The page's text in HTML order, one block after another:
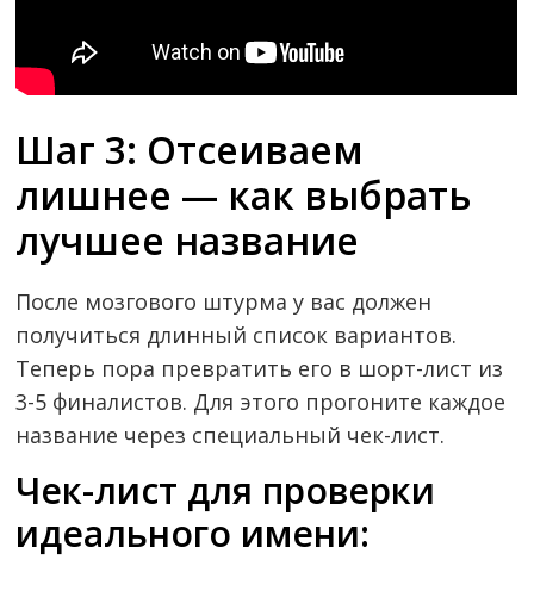
Шаг 3: Отсеиваем
лишнее — как выбрать
лучшее название
После мозгового штурма у вас должен
получиться длинный список вариантов.
Теперь пора превратить его в шорт-лист из
3-5 финалистов. Для этого прогоните каждое
название через специальный чек-лист.
Чек-лист для проверки
идеального имени: